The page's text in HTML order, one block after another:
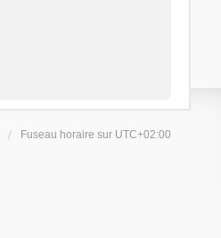
Fuseau horaire sur UTC+02:00